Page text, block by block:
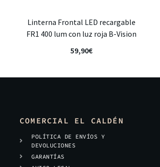
Linterna Frontal LED recargable
FR1 400 lum con luz roja B-Vision
59,90€
COMERCIAL EL CALDÉN
POLÍTICA DE ENVÍOS Y
DEVOLUCIONES
GARANTÍAS